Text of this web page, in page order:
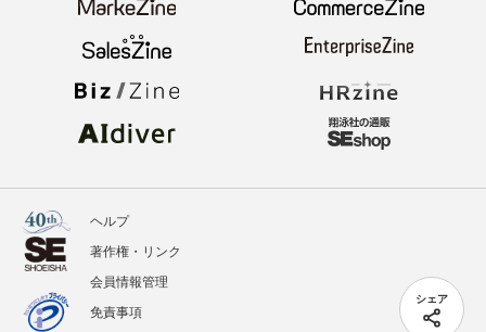
シェア
ヘルプ
著作権・リンク
会員情報管理
免責事項